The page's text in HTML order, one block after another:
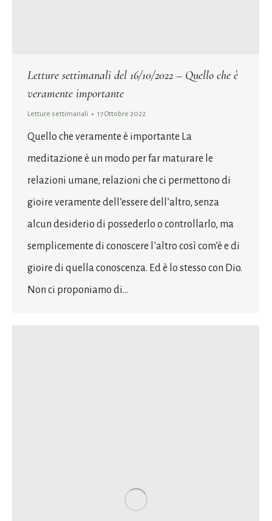
Letture settimanali del 16/10/2022 – Quello che è
veramente importante
Letture settimanali 17 Ottobre 2022
Quello che veramente è importante La
meditazione è un modo per far maturare le
relazioni umane, relazioni che ci permettono di
gioire veramente dell’essere dell’altro, senza
alcun desiderio di possederlo o controllarlo, ma
semplicemente di conoscere l’altro così com’è e di
gioire di quella conoscenza. Ed è lo stesso con Dio.
Non ci proponiamo di…